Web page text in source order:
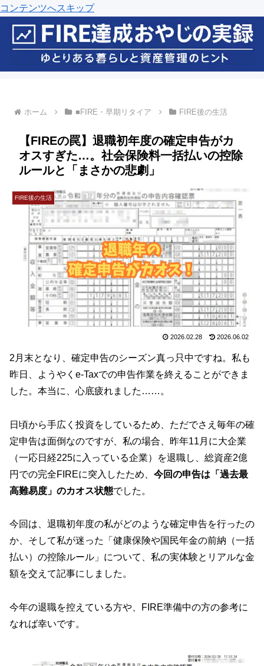
コンテンツへスキップ
ホーム ■FIRE・早期リタイア FIRE後の生活
【FIREの罠】退職初年度の確定申告がカ
オスすぎた…。社会保険料一括払いの控除
ルールと「まさかの悲劇」
FIRE後の生活
2026.02.28 2026.06.02
2月末となり、確定申告のシーズン真っ只中ですね。私も
昨日、ようやくe-Taxでの申告作業を終えることができま
した。本当に、心底疲れました……。
日頃から手広く投資をしているため、ただでさえ毎年の確
定申告は面倒なのですが、私の場合、昨年11月に大企業
（一応日経225に入っている企業）を退職し、総資産2億
円での完全FIREに突入したため、 今回の申告は「過去最
高難易度」のカオス状態でした。
今回は、退職初年度の私がどのような確定申告を行ったの
か、そして私が迷った「健康保険や国民年金の前納（一括
払い）の控除ルール」について、私の実体験とリアルな金
額を交えて記事にしました。
今年の退職を控えている方や、FIRE準備中の方の参考に
なれば幸いです。